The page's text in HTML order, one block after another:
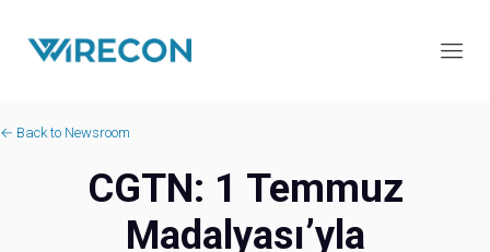
← Back to Newsroom
CGTN: 1 Temmuz
Madalyası’yla